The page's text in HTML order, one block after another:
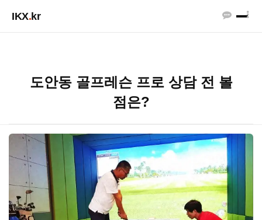
IKX.kr
도안동 골프레슨 프로 상담 전 볼
점은?